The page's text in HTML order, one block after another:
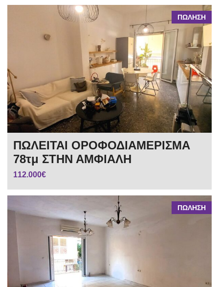
ΠΩΛΗΣΗ
ΠΩΛΕΙΤΑΙ ΟΡΟΦΟΔΙΑΜΕΡΙΣΜΑ
78τμ ΣΤΗΝ ΑΜΦΙΑΛΗ
112.000€
ΠΩΛΗΣΗ